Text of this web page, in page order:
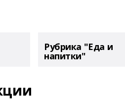
Рубрика "Еда и
напитки"